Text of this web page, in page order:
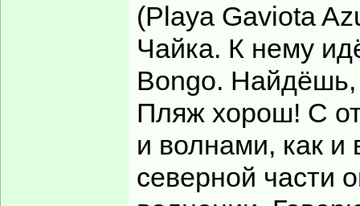
(Playa Gaviota
Чайка. К нему
Bongo.
Пляж хорош! С
и волнами, как и
северной части